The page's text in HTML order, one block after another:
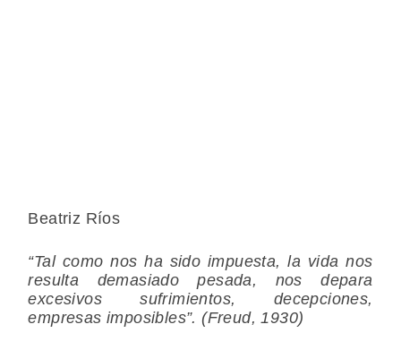
Beatriz Ríos
“Tal como nos ha sido impuesta, la vida nos
resulta demasiado pesada, nos depara
excesivos sufrimientos, decepciones,
empresas imposibles”. (Freud, 1930)